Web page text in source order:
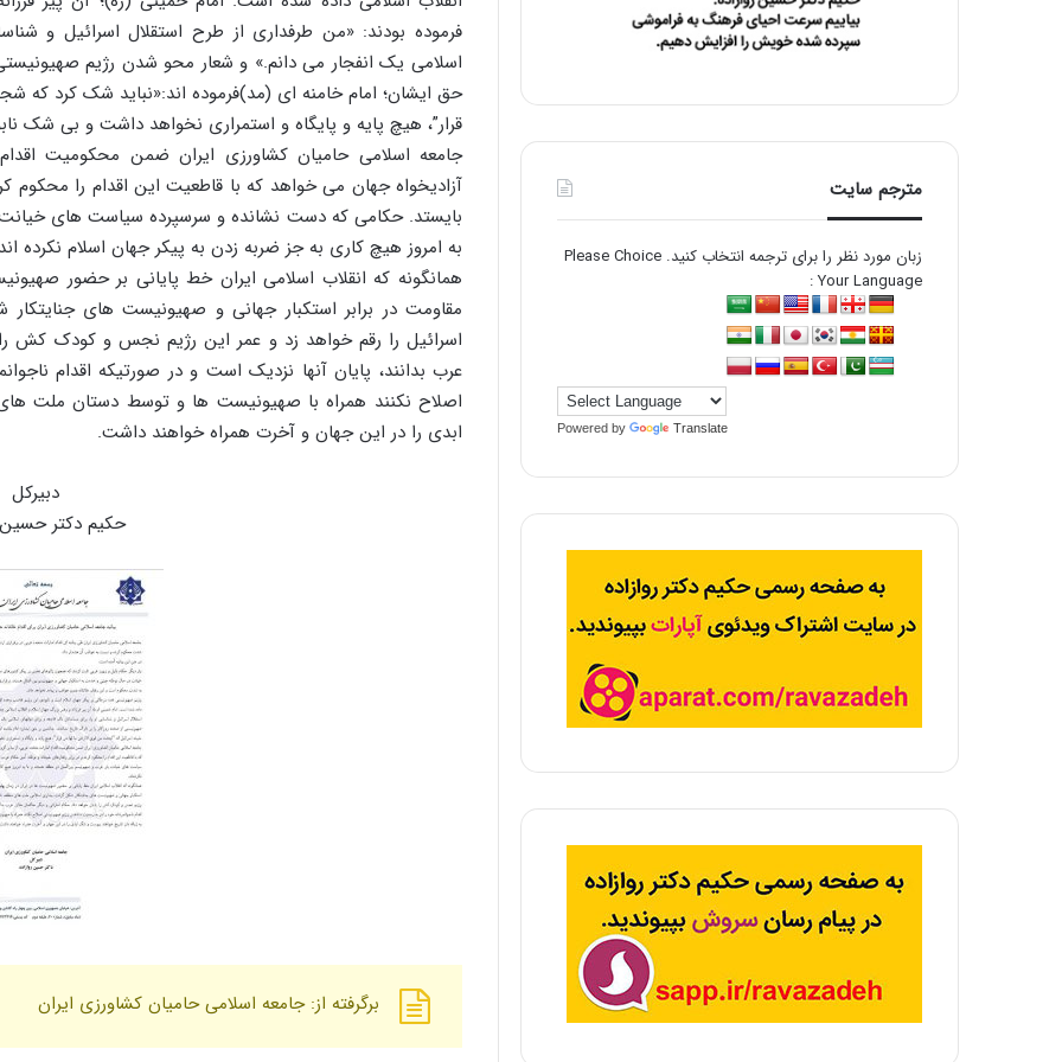
فرموده بودند: «من طرفداری از طرح استقلال اسرائیل و
اسلامی یک انفجار می دانم.» و شعار محو شدن رژیم
حق ایشان؛ امام خامنه ای (مد)فرموده اند:«نباید شک کرد که
قرار”، هیچ پایه و پایگاه و استمراری نخواهد داشت و بی شک
جامعه اسلامی حامیان کشاورزی ایران ضمن محکومیت
آزادیخواه جهان می خواهد که با قاطعیت این اقدام را محکوم
بایستد. حکامی که دست نشانده و سرسپرده سیاست های
به امروز هیچ کاری به جز ضربه زدن به پیکر جهان اسلام نکرده
همانگونه که انقلاب اسلامی ایران خط پایانی بر حضور
مقاومت در برابر استکبار جهانی و صهیونیست های
اسرائیل را رقم خواهد زد و عمر این رژیم نجس و کودک کش
عرب بدانند، پایان آنها نزدیک است و در صورتیکه اقدام
اصلاح نکنند همراه با صهیونیست ها و توسط دستان ملت
ابدی را در این جهان و آخرت همراه خواهند داشت.
دبیرکل
حکیم دکتر حسین
برگرفته از: جامعه اسلامی حامیان کشاورزی
مترجم سایت
زبان مورد نظر را برای ترجمه انتخاب کنید. Please Choice
Your Language :
Powered by Translate